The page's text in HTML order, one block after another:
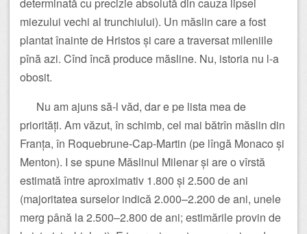
miezului vechi al trunchiului). Un măslin care a fost
plantat înainte de Hristos și care a traversat mileniile
pînă azi. Cînd încă produce măsline. Nu, istoria nu l-a
obosit.
Nu am ajuns să-l văd, dar e pe lista mea de
priorități. Am văzut, în schimb, cel mai bătrîn măslin din
Franța, în Roquebrune-Cap-Martin (pe lîngă Monaco și
Menton). I se spune Măslinul Milenar și are o vîrstă
estimată între aproximativ 1.800 și 2.500 de ani
(majoritatea surselor indică 2.000–2.200 de ani, unele
merg până la 2.500–2.800 de ani; estimările provin de